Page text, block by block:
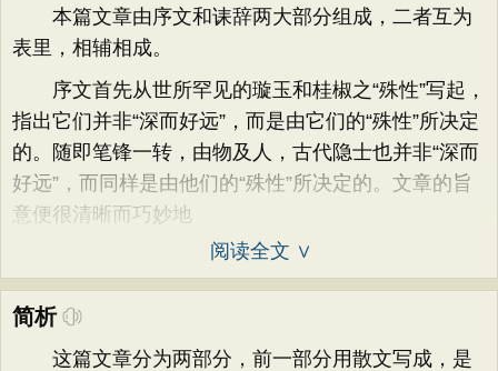
本篇文章由序文和诔辞两大部分组成，二者互为
表里，相辅相成。
序文首先从世所罕见的璇玉和桂椒之“殊性”写起，
指出它们并非“深而好远”，而是由它们的“殊性”所决定
的。随即笔锋一转，由物及人，古代隐士也并非“深而
好远”，而同样是由他们的“殊性”所决定的。文章的旨
意便很清晰而巧妙地
阅读全文 ∨
简析
这篇文章分为两部分，前一部分用散文写成，是